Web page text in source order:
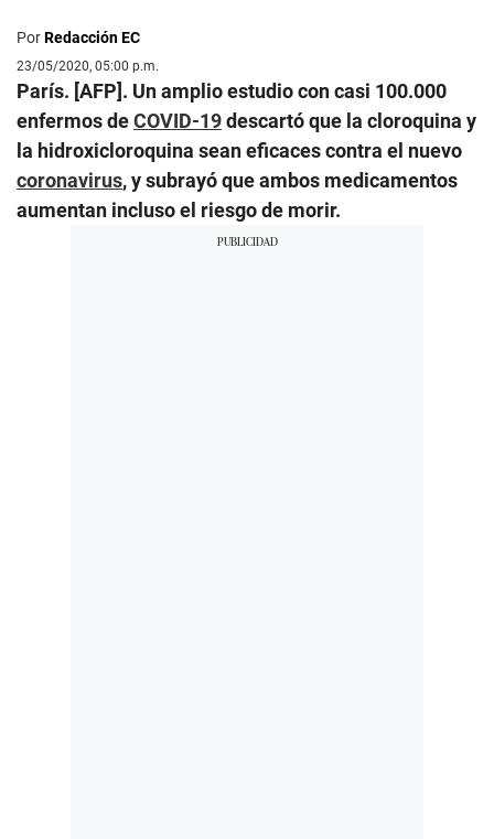
PorRedacción EC
23/05/2020, 05:00 p.m.
París. [AFP]. Un amplio estudio con casi 100.000
enfermos deCOVID-19descartó que la cloroquina y
la hidroxicloroquina sean eficaces contra el nuevo
coronavirus, y subrayó que ambos medicamentos
aumentan incluso el riesgo de morir.